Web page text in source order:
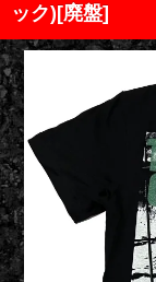
ック)[廃盤]